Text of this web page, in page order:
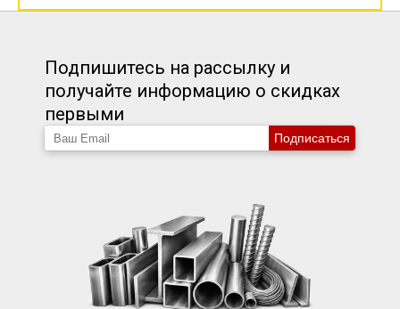
Подпишитесь на рассылку и
получайте информацию о скидках
первыми
Подписаться